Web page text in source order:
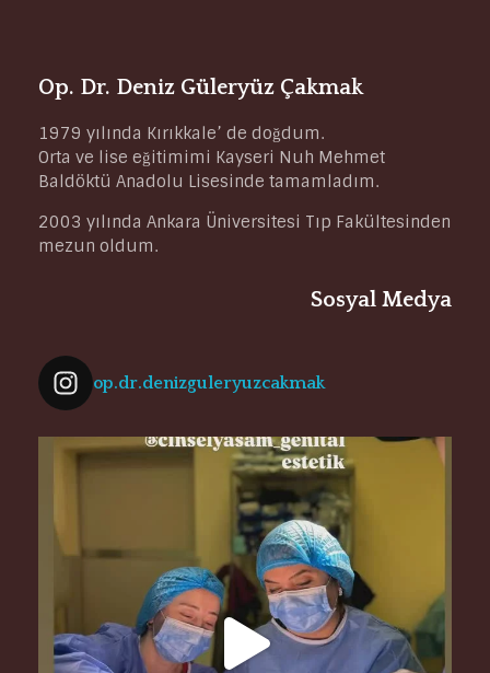
Op. Dr. Deniz Güleryüz Çakmak
1979 yılında Kırıkkale’ de doğdum.
Orta ve lise eğitimimi Kayseri Nuh Mehmet
Baldöktü Anadolu Lisesinde tamamladım.
2003 yılında Ankara Üniversitesi Tıp Fakültesinden
mezun oldum.
Sosyal Medya
op.dr.denizguleryuzcakmak